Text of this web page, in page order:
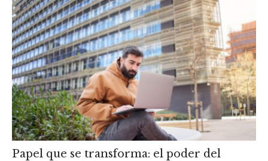
Papel que se transforma: el poder del